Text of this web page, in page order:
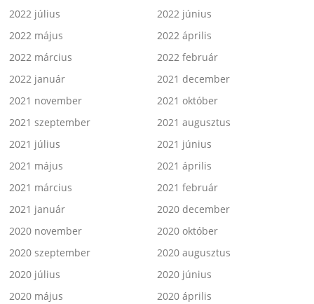
2022 július
2022 június
2022 május
2022 április
2022 március
2022 február
2022 január
2021 december
2021 november
2021 október
2021 szeptember
2021 augusztus
2021 július
2021 június
2021 május
2021 április
2021 március
2021 február
2021 január
2020 december
2020 november
2020 október
2020 szeptember
2020 augusztus
2020 július
2020 június
2020 május
2020 április